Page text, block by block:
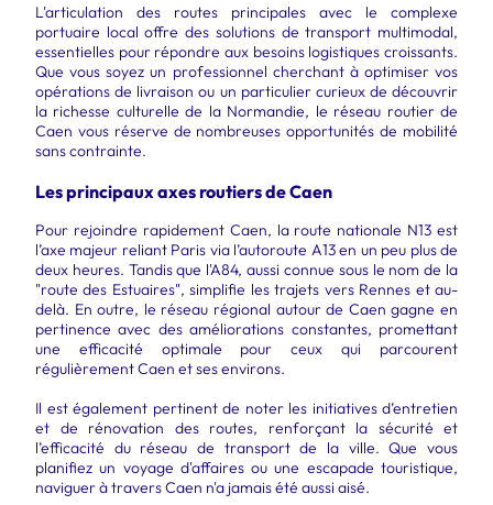
L'articulation des routes principales avec le complexe
portuaire local offre des solutions de transport multimodal,
essentielles pour répondre aux besoins logistiques croissants.
Que vous soyez un professionnel cherchant à optimiser vos
opérations de livraison ou un particulier curieux de découvrir
la richesse culturelle de la Normandie, le réseau routier de
Caen vous réserve de nombreuses opportunités de mobilité
sans contrainte.
Les principaux axes routiers de Caen
Pour rejoindre rapidement Caen, la route nationale N13 est
l’axe majeur reliant Paris via l’autoroute A13 en un peu plus de
deux heures. Tandis que l'A84, aussi connue sous le nom de la
"route des Estuaires", simplifie les trajets vers Rennes et au-
delà. En outre, le réseau régional autour de Caen gagne en
pertinence avec des améliorations constantes, promettant
une efficacité optimale pour ceux qui parcourent
régulièrement Caen et ses environs.
Il est également pertinent de noter les initiatives d’entretien
et de rénovation des routes, renforçant la sécurité et
l’efficacité du réseau de transport de la ville. Que vous
planifiez un voyage d'affaires ou une escapade touristique,
naviguer à travers Caen n'a jamais été aussi aisé.